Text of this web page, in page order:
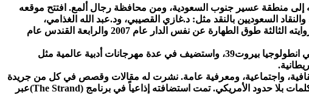
سعودي. ولد في الرياض، المملكة العربية السعودية، في 27 أغسطس 1979م. وتعود أصوله إلى منطقة عسير جنوب السعودية، ومن محافظة رجال ألمع. افتتح موقعه
الكفاية، عن دار الفارابي، بيروت، عام 2002، وتناولها بعض كبار الأدباء والنقاد السعوديين بالنقد مثل: د.غازي القصيبي، ود.عبد الله الغذامي،
ود.معجب الزهراني، والناقد محمد العباس وغيرهم. وفي عام 2004 صدرت روايته الثانية، رواية صوفيا، عن دار الساقي، بيروت، ثم روايته الثالثة طوق الطهارة عن نفس الدار عام 2007 والرابعة القندس عام
تم اختياره ضمن أفضل 39 كاتباً عربياً تحت سن الأربعين من قبل مهرجان هاي فيستيفال العالمي في دورة بيروت39. وأدرج اسمه في انطولوجيا بيروت39، واستضيف في عدة مهرجانات أدبية عالمية مثل
واجتماعية، ومعرفية عامة. نشرت له مقالات وقصص في كل من جريدة
نيويورك تايمز الأمريكية والغارديان البريطانية. ترجمت مقاطع من أعماله إلى الإنجليزية ونشرت في مجلة بانيبال البريطاني وموقع كلمات بلا حدود الأمريكي. تمت استضافته إذاعياً في برنامج (The Strand)عبر